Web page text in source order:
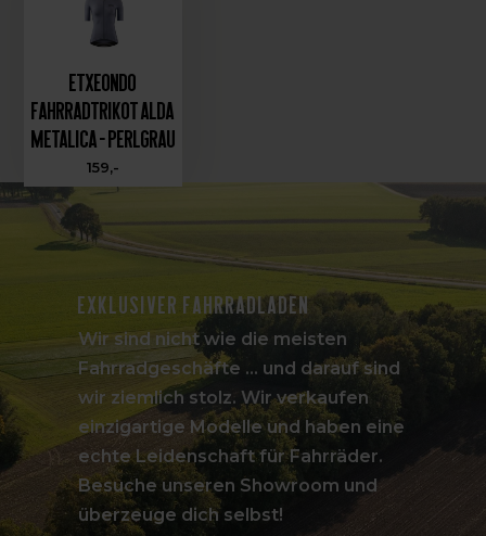
Etxeondo
Fahrradtrikot Alda
Metalica - Perlgrau
159,-
Exklusiver Fahrradladen
Wir sind nicht wie die meisten
Fahrradgeschäfte ... und darauf sind
wir ziemlich stolz. Wir verkaufen
einzigartige Modelle und haben eine
echte Leidenschaft für Fahrräder.
Besuche unseren Showroom und
überzeuge dich selbst!